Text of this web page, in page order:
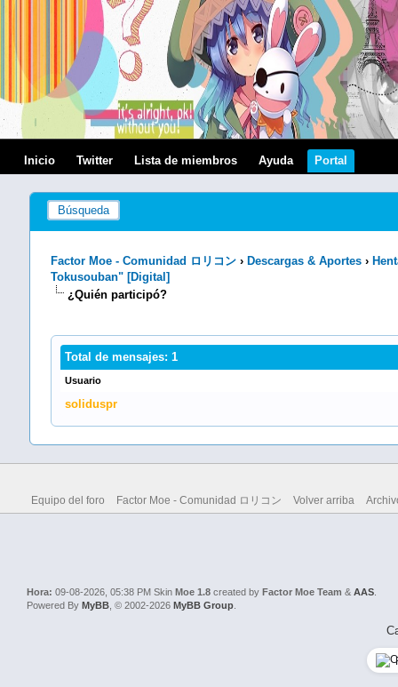
Inicio Twitter Lista de miembros Ayuda Portal
Búsqueda
Factor Moe - Comunidad ロリコン › Descargas & Aportes ›
Tokusouban" [Digital]
¿Quién participó?
Total de mensajes: 1
Usuario
soliduspr
Equipo del foro Factor Moe - Comunidad ロリコン Volver arriba
Hora: 09-08-2026, 05:38 PMSkin Moe 1.8 created by Factor Moe Team &AAS
Powered By MyBB , © 2002-2026 MyBB Group